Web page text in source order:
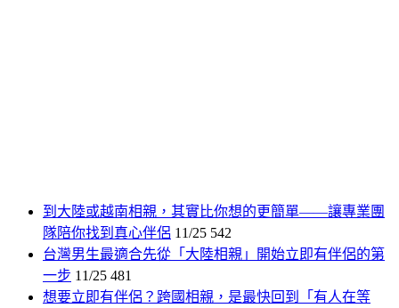
到大陸或越南相親，其實比你想的更簡單——讓專業團
隊陪你找到真心伴侶 11/25 542
台灣男生最適合先從「大陸相親」開始立即有伴侶的第
一步 11/25 481
想要立即有伴侶？跨國相親，是最快回到「有人在等